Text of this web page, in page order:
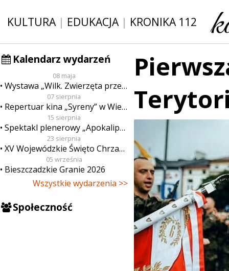
KULTURA| EDUKACJA| KRONIKA 112
Kalendarz wydarzeń
08 maja
Wystawa „Wilk. Zwierzęta przeklęte”
07 sierpnia
Repertuar kina „Syreny” w Wieluniu w dn. od 7 do 13 sierpnia
15 sierpnia
Spektakl plenerowy „Apokalipsa”
23 sierpnia
XV Wojewódzkie Święto Chrzanu
05 września
Bieszczadzkie Granie 2026
Wszystkie wydarzenia >>
Społeczność